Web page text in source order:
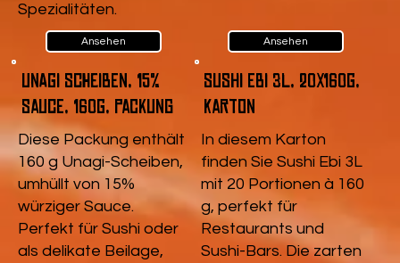
Spezialitäten.
Ansehen Ansehen
Unagi Scheiben, 15%
Sauce, 160g, Packung
Diese Packung enthält
160 g Unagi-Scheiben,
umhüllt von 15%
würziger Sauce.
Perfekt für Sushi oder
als delikate Beilage,
Sushi Ebi 3L, 20x160g,
Karton
In diesem Karton
finden Sie Sushi Ebi 3L
mit 20 Portionen à 160
g, perfekt für
Restaurants und
Sushi-Bars. Die zarten